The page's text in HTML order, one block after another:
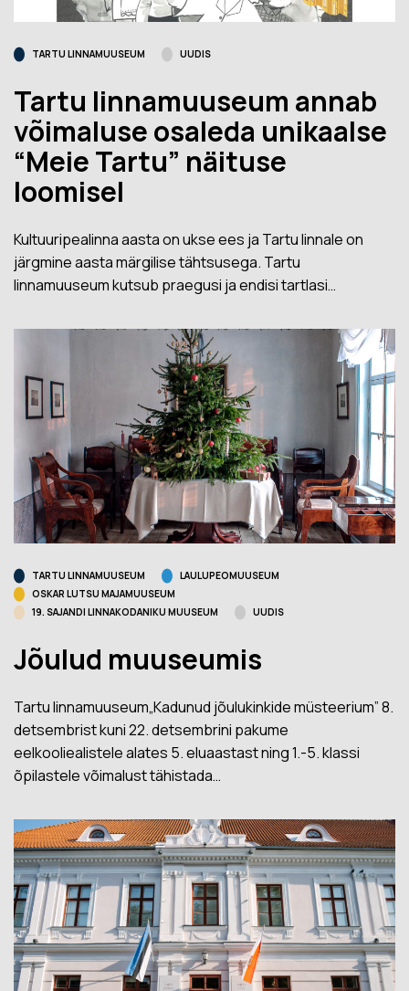
TARTU LINNAMUUSEUM UUDIS
Tartu linnamuuseum annab
võimaluse osaleda unikaalse
“Meie Tartu” näituse
loomisel
Kultuuripealinna aasta on ukse ees ja Tartu linnale on
järgmine aasta märgilise tähtsusega. Tartu
linnamuuseum kutsub praegusi ja endisi tartlasi…
TARTU LINNAMUUSEUM
LAULUPEOMUUSEUM
OSKAR LUTSU MAJAMUUSEUM
19. SAJANDI LINNAKODANIKU MUUSEUM
UUDIS
Jõulud muuseumis
Tartu linnamuuseum„Kadunud jõulukinkide müsteerium” 8.
detsembrist kuni 22. detsembrini pakume
eelkooliealistele alates 5. eluaastast ning 1.-5. klassi
õpilastele võimalust tähistada…